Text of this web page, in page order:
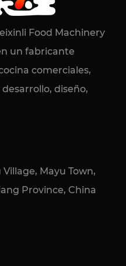
María de
cocinas
Food Machinery
un fabricante
comerciales,
diseño,
Mayu Town,
Province, China